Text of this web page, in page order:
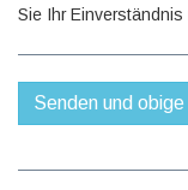
Sie Ihr Einverständnis